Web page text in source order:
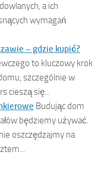
a ich
wymagań
– gdzie kupić?
to kluczowy krok
szczególnie w
cieszą się...
Budując dom
będziemy używać.
oszczędzajmy na